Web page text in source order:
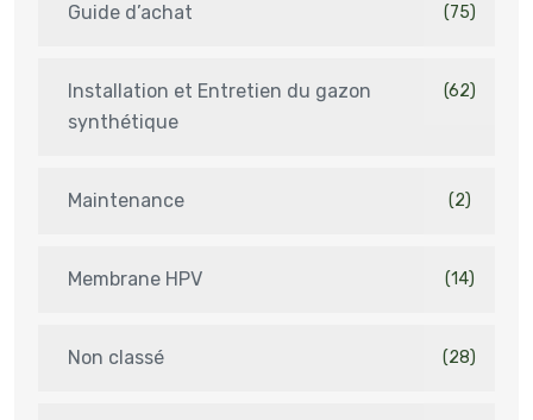
Guide d’achat (75)
Installation et Entretien du gazon
synthétique
(62)
Maintenance (2)
Membrane HPV (14)
Non classé (28)